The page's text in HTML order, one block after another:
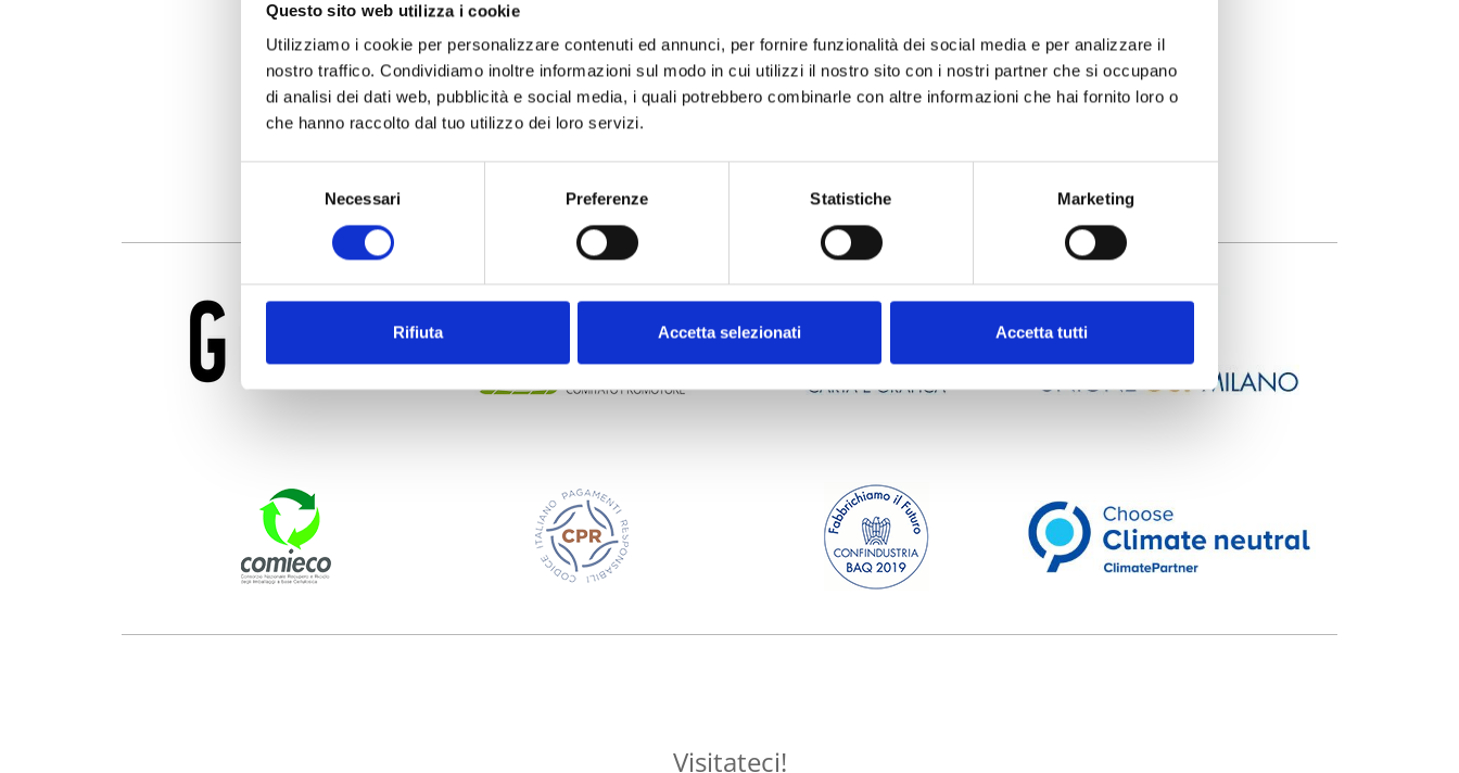
Questo sito web utilizza i cookie
Utilizziamo i cookie per personalizzare contenuti ed annunci, per fornire funzionalità dei social media e per analizzare il
nostro traffico. Condividiamo inoltre informazioni sul modo in cui utilizzi il nostro sito con i nostri partner che si occupano
di analisi dei dati web, pubblicità e social media, i quali potrebbero combinarle con altre informazioni che hai fornito loro o
che hanno raccolto dal tuo utilizzo dei loro servizi.
Necessari Preferenze Statistiche Marketing
Rifiuta Accetta selezionati Accetta tutti
Visitateci!